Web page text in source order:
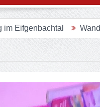
Wanderung –